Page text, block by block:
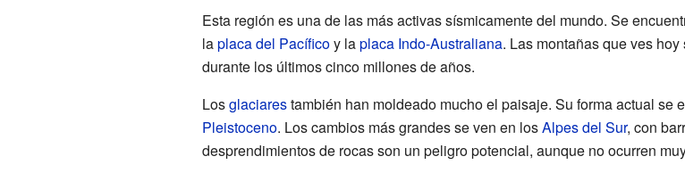
Esta región es una de las más activas sísmicamente del mundo. Se
laplaca del Pacíficoy laplaca Indo-Australiana. Las montañas que ves
durante los últimos cinco millones de años.
Losglaciarestambién han moldeado mucho el paisaje. Su forma actual se
Pleistoceno. Los cambios más grandes se ven en losAlpes del Sur, con
desprendimientos de rocas son un peligro potencial, aunque no ocurren